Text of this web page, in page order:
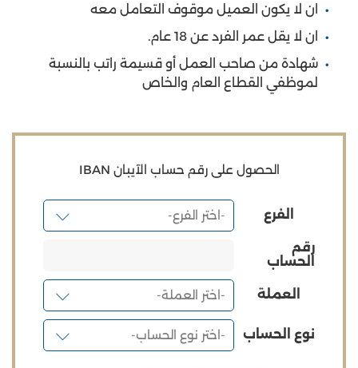
ان لا يكون العميل موقوف التعامل معه
ان لا يقل عمر الفرد عن 18 عام.
شهادة من صاحب العمل أو قسيمة راتب بالنسبة
لموظفي القطاع العام والخاص
الحصول على رقم حساب الآيبان IBAN
الفرع
رقم
الحساب
العملة
نوع الحساب